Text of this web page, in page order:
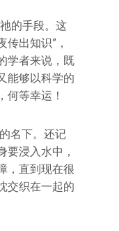
的手段。这
出知识”，
学者来说，既
能够以科学的
何等幸运！
名下。还记
要浸入水中，
，直到现在很
交织在一起的